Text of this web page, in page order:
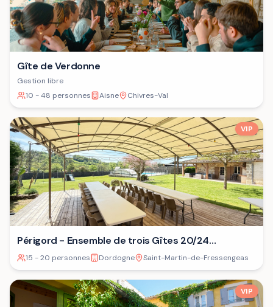
Gîte de Verdonne
Gestion libre
10 - 48 personnes
Aisne Chivres-Val
VIP
Périgord - Ensemble de trois Gîtes 20/24
personnes⁷
15 - 20 personnes Dordogne Saint-Martin-de-Fressengeas
VIP